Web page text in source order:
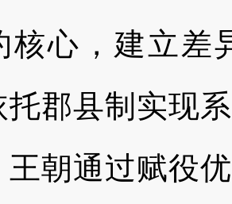
核心，建立差
托郡县制实现
王朝通过赋役